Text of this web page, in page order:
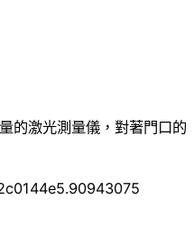
的激光測量儀，對著門口的